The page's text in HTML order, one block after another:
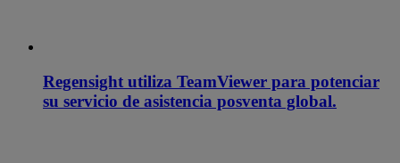
Regensight utiliza TeamViewer para potenciar
su servicio de asistencia posventa global.